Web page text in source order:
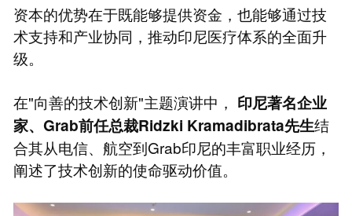
资本的优势在于既能够提供资金，也能够通过技
术支持和产业协同，推动印尼医疗体系的全面升
级。
在"向善的技术创新"主题演讲中， 印尼著名企业
家、Grab前任总裁Ridzki Kramadibrata先生结
合其从电信、航空到Grab印尼的丰富职业经历，
阐述了技术创新的使命驱动价值。